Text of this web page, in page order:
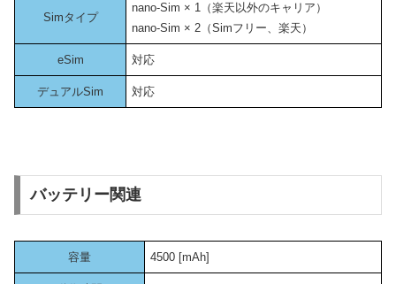
Simタイプ
nano-Sim × 1（楽天以外のキャリア）
nano-Sim × 2（Simフリー、楽天）
eSim 対応
デュアルSim 対応
バッテリー関連
容量 4500 [mAh]